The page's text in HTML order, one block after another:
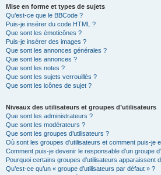
Mise en forme et types de sujets
Qu’est-ce que le BBCode ?
Puis-je insérer du code HTML ?
Que sont les émoticônes ?
Puis-je insérer des images ?
Que sont les annonces générales ?
Que sont les annonces ?
Que sont les notes ?
Que sont les sujets verrouillés ?
Que sont les icônes de sujet ?
Niveaux des utilisateurs et groupes d’utilisateurs
Que sont les administrateurs ?
Que sont les modérateurs ?
Que sont les groupes d’utilisateurs ?
Où sont les groupes d’utilisateurs et comment puis-je
Comment puis-je devenir le responsable d’un groupe
Pourquoi certains groupes d’utilisateurs apparaissent
Qu’est-ce qu’un « groupe d’utilisateurs par défaut » ?